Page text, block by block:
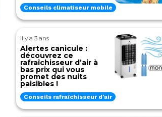
Conseils climatiseur mobile
Il y a 3 ans
Alertes canicule :
découvrez ce
rafraîchisseur d’air à
bas prix qui vous
promet des nuits
paisibles !
Conseils rafraîchisseur d'air